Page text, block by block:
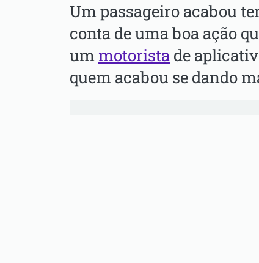
Um passageiro acabou
conta de uma boa ação
um motorista de
quem acabou se dando